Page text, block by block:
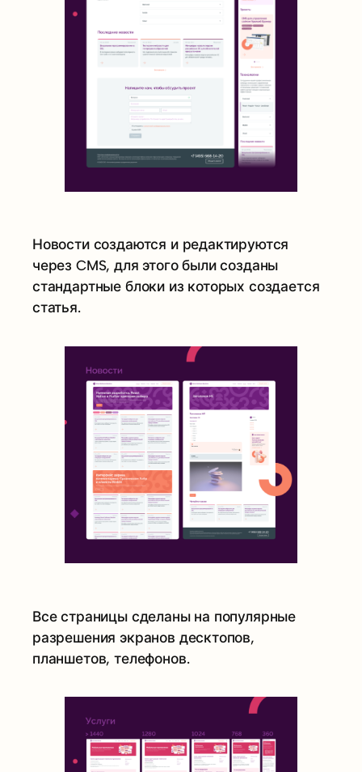
Новости создаются и редактируются
через CMS, для этого были созданы
стандартные блоки из которых создается
статья.
Все страницы сделаны на популярные
разрешения экранов десктопов,
планшетов, телефонов.